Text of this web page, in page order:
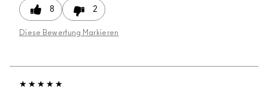
8 2
Diese Bewertung Markieren